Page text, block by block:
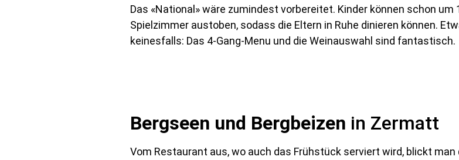
Das «National» wäre zumindest vorbereitet. Kinder können schon um
Spielzimmer austoben, sodass die Eltern in Ruhe dinieren können.
keinesfalls: Das 4-Gang-Menu und die Weinauswahl sind fantastisch.
Bergseen und Bergbeizen in Zermatt
Vom Restaurant aus, wo auch das Frühstück serviert wird, blickt